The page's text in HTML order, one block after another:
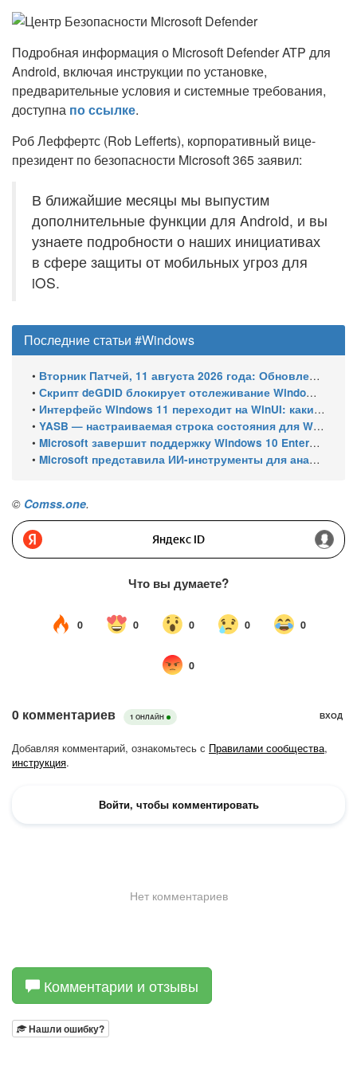
Подробная информация о Microsoft Defender ATP для
Android, включая инструкции по установке,
предварительные условия и системные требования,
доступна по ссылке.
Роб Леффертс (Rob Lefferts), корпоративный вице-
президент по безопасности Microsoft 365 заявил:
В ближайшие месяцы мы выпустим
дополнительные функции для Android, и вы
узнаете подробности о наших инициативах
в сфере защиты от мобильных угроз для
iOS.
Последние статьи #Windows
• Вторник Патчей, 11 августа 2026 года: Обновления безопасности для Windows 11 (включая KB5121003), ESU-обновления для Windows 10
• Скрипт deGDID блокирует отслеживание Windows по глобальному идентификатору устройства
• Интерфейс Windows 11 переходит на WinUI: какие системные элементы обновит Microsoft
• YASB — настраиваемая строка состояния для Windows с виджетами и поддержкой нескольких мониторов
• Microsoft завершит поддержку Windows 10 Enterprise LTSC 2021 в январе 2027 года. ESU продлят обновления до января 2030 года
• Microsoft представила ИИ-инструменты для анализа производительности Windows: ETW MCP и WPA MCP
© Comss.one.
Комментарии и отзывы
Нашли ошибку?